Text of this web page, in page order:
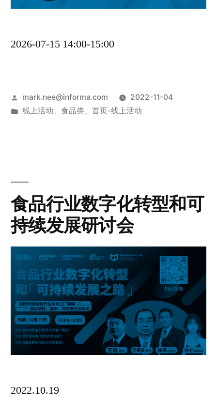
2026-07-15 14:00-15:00
mark.nee@informa.com
2022-11-04
线上活动
食品类、 首页-线上活动
食品行业数字化转型和可
持续发展研讨会
2022.10.19